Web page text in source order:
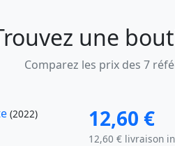
une
Comparez les prix des 7
(2022)
12,60 €
12,60 € livraison